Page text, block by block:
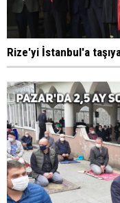
Rize'yi İstanbul'a